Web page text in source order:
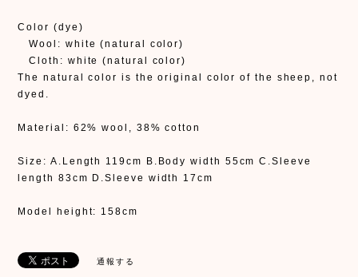
Color (dye)
Wool: white (natural color)
Cloth: white (natural color)
The natural color is the original color of the sheep, not
dyed.
Material: 62% wool, 38% cotton
Size: A.Length 119cm B.Body width 55cm C.Sleeve
length 83cm D.Sleeve width 17cm
Model height: 158cm
通報する